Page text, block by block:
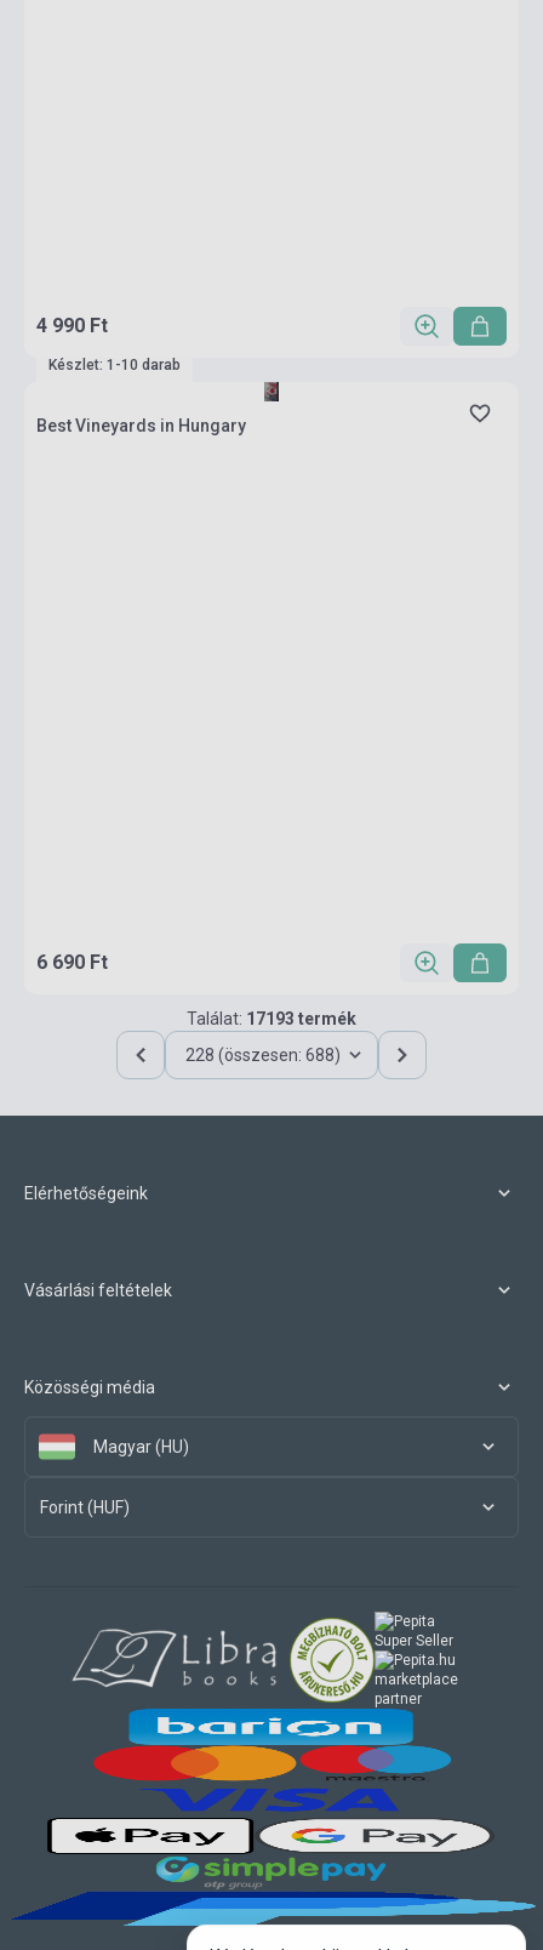
4 990 Ft
Készlet: 1-10 darab
Best Vineyards in Hungary
6 690 Ft
Találat: 17193 termék
228 (összesen: 688)
Elérhetőségeink
Vásárlási feltételek
Közösségi média
Magyar (HU)
Forint (HUF)
marketplace
partner